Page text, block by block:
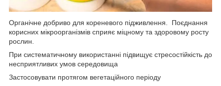
Органічне добриво для кореневого підживлення. Поєднання
корисних мікроорганізмів сприяє міцному та здоровому росту
рослин.
При систематичному використанні підвищує стресостійкість до
несприятливих умов середовища
Застосовувати протягом вегетаційного періоду